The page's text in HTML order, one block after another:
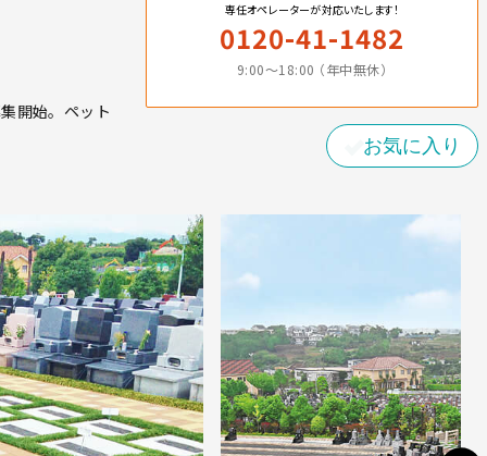
開始。ペット
専任オペレーターが対応いたします！
0120-41-1482
9:00〜18:00 （年中無休）
お気に入り